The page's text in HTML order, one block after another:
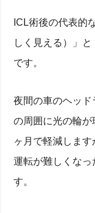
ICL術後の代表的
しく見える）」と
です。
夜間の車のヘッ
の周囲に光の輪
ヶ月で軽減しま
運転が難しくなっ
す。